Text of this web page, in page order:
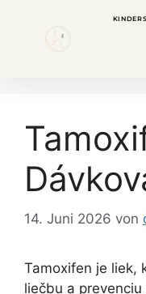
14. Juni 2026 von
Tamoxifen je liek,
liečbu a